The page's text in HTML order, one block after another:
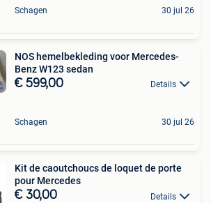
Schagen 30 jul 26
NOS hemelbekleding voor Mercedes-
Benz W123 sedan
€ 599,00 Details
Schagen 30 jul 26
Kit de caoutchoucs de loquet de porte
pour Mercedes
€ 30,00 Details